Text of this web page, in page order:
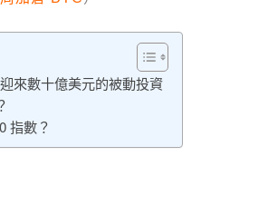
來數十億美元的被動投資
指數？